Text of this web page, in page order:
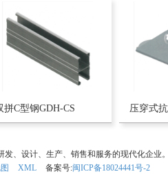
拼C型钢GDH-CS
、设计、生产、销售和服务的现代化企业。
XML 备案号:闽ICP备18024441号-2